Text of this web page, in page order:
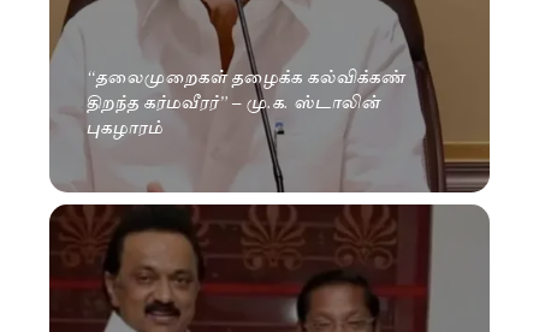
“தலைமுறைகள் தழைக்க கல்விக்கண்
திறந்த கர்மவீரர்” – மு.க. ஸ்டாலின்
புகழாரம்